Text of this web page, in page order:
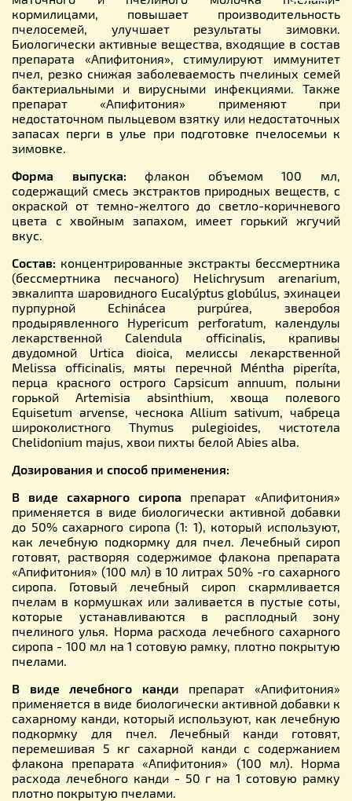
кормилицами, повышает производительность
пчелосемей, улучшает результаты зимовки.
Биологически активные вещества, входящие в состав
препарата «Апифитония», стимулируют иммунитет
пчел, резко снижая заболеваемость пчелиных семей
бактериальными и вирусными инфекциями. Также
препарат «Апифитония» применяют при
недостаточном пыльцевом взятку или недостаточных
запасах перги в улье при подготовке пчелосемьи к
зимовке.
Форма выпуска: флакон объемом 100 мл,
содержащий смесь экстрактов природных веществ, с
окраской от темно-желтого до светло-коричневого
цвета с хвойным запахом, имеет горький жгучий
вкус.
Состав: концентрированные экстракты бессмертника
(бессмертника песчаного) Helichrysum arenarium,
эвкалипта шаровидного Eucalýptus globúlus, эхинацеи
пурпурной Echinácea purpúrea, зверобоя
продырявленного Hypericum perforatum, календулы
лекарственной Calendula officinalis, крапивы
двудомной Urtica dioica, мелиссы лекарственной
Melissa officinalis, мяты перечной Méntha piperíta,
перца красного острого Capsicum annuum, полыни
горькой Artemisia absinthium, хвоща полевого
Equisetum arvense, чеснока Allium sativum, чабреца
широколистного Thymus pulegioides, чистотела
Chelidonium majus, хвои пихты белой Abies alba.
Дозирования и способ применения:
В виде сахарного сиропа препарат «Апифитония»
применяется в виде биологически активной добавки
до 50% сахарного сиропа (1: 1), который используют,
как лечебную подкормку для пчел. Лечебный сироп
готовят, растворяя содержимое флакона препарата
«Апифитония» (100 мл) в 10 литрах 50% -го сахарного
сиропа. Готовый лечебный сироп скармливается
пчелам в кормушках или заливается в пустые соты,
которые устанавливаются в расплодный зону
пчелиного улья. Норма расхода лечебного сахарного
сиропа - 100 мл на 1 сотовую рамку, плотно покрытую
пчелами.
В виде лечебного канди препарат «Апифитония»
применяется в виде биологически активной добавки к
сахарному канди, который используют, как лечебную
подкормку для пчел. Лечебный канди готовят,
перемешивая 5 кг сахарной канди с содержанием
флакона препарата «Апифитония» (100 мл). Норма
расхода лечебного канди - 50 г на 1 сотовую рамку
плотно покрытую пчелами.